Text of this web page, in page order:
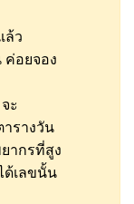
ล้ว
ค่อยจอง
ะ
รางวัน
ากรที่สูง
ด้เลขนั้น